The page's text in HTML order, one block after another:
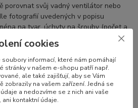
porovnat svůj vadný ventilátor nebo
fotografií uvedených v popisu
na tvar, úchyty na šrouby (počet a
kabelů. Pro některé notebooky existují
na grafické kartě, typu procesoru,
Výrobci, jako jsou SUNON, Delta
nabízejí ventilátory a chlazení
a označeními.
cookies
informací, které nám pomáhají
stránky v našem e-shopu patří např.
ale také zajišťují, aby se Vám
zobrazily na vašem zařízení. Jedná se
a nedozvíme se z nich ani vaše
ani kontaktní údaje.